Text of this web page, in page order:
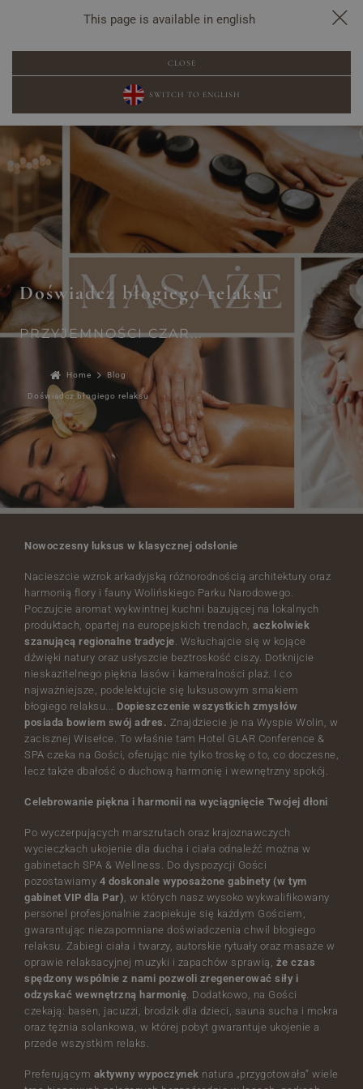
REZERWACJA
Doświadcz błogiego relaksu
PRZYJEMNOŚCI CZAR...
Home Blog
Doświadcz błogiego relaksu
Nowoczesny luksus w klasycznej odsłonie
Nacieszcie wzrok arkadyjską różnorodnością architektury oraz
harmonią flory i fauny Wolińskiego Parku Narodowego.
Poczujcie aromat wykwintnej kuchni bazującej na lokalnych
produktach, opartej na europejskich trendach, aczkolwiek
szanującą regionalne tradycje. Wsłuchajcie się w kojące
dźwięki natury oraz usłyszcie beztroskość ciszy. Dotknijcie
nieskazitelnego piękna lasów i kameralności plaż. I co
najważniejsze, podelektujcie się luksusowym smakiem
błogiego relaksu... Dopieszczenie wszystkich zmysłów
posiada bowiem swój adres. Znajdziecie je na Wyspie Wolin, w
zacisznej Wisełce. To właśnie tam Hotel GLAR Conference &
SPA czeka na Gości, oferując nie tylko troskę o to, co doczesne,
lecz także dbałość o duchową harmonię i wewnętrzny spokój.
Celebrowanie piękna i harmonii na wyciągnięcie Twojej dłoni
Po wyczerpujących marszrutach oraz krajoznawczych
wycieczkach ukojenie dla ducha i ciała odnaleźć można w
gabinetach SPA & Wellness. Do dyspozycji Gości
pozostawiamy 4 doskonale wyposażone gabinety (w tym
gabinet VIP dla Par), w których nasz wysoko wykwalifikowany
personel profesjonalnie zaopiekuje się każdym Gościem,
gwarantując niezapomniane doświadczenia chwil błogiego
relaksu. Zabiegi ciała i twarzy, autorskie rytuały oraz masaże w
oprawie relaksacyjnej muzyki i zapachów sprawią, że czas
spędzony wspólnie z nami pozwoli zregenerować siły i
odzyskać wewnętrzną harmonię. Dodatkowo, na Gości
czekają: basen, jacuzzi, brodzik dla dzieci, sauna sucha i mokra
oraz tężnia solankowa, w której pobyt gwarantuje ukojenie a
przede wszystkim relaks.
Preferującym aktywny wypoczynek natura „przygotowała” wiele
This page is available in english
CLOSE
SWITCH TO ENGLISH